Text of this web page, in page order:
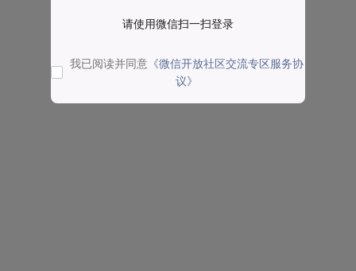
请使用微信扫一扫登录
我已阅读并同意 《微信开放社区交流专区服务协
议》